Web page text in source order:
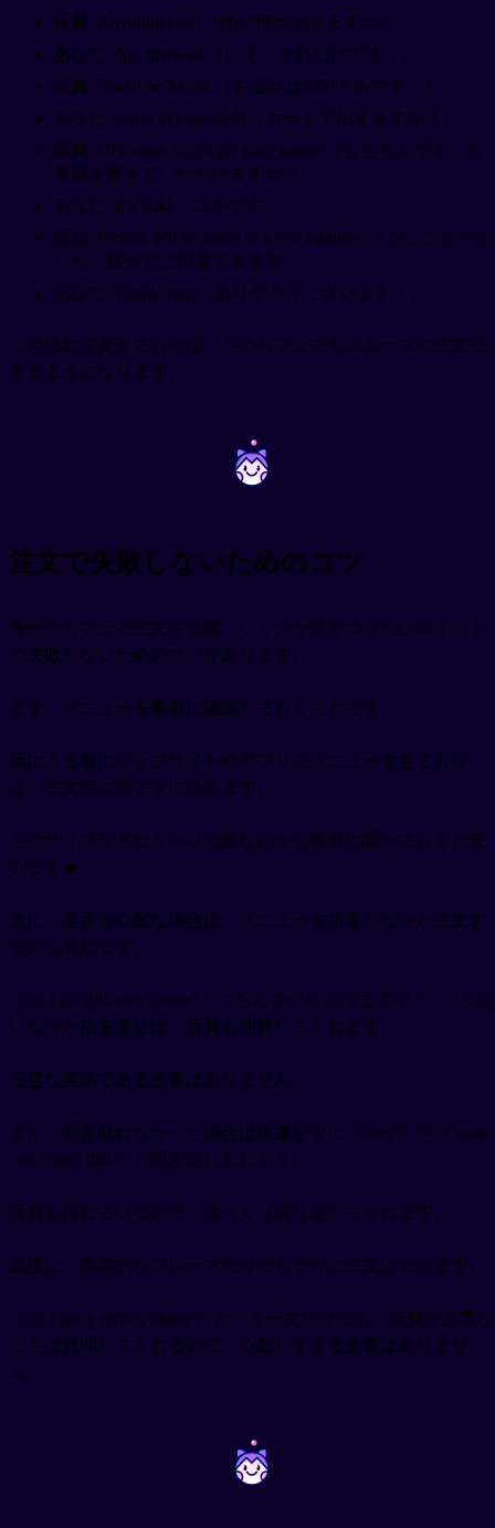
店員: Anything else?（他に何かありますか？）
あなた: No, that's all.（いえ、それだけです。）
店員: That'll be $4.50. （お会計は4.50ドルです。）
あなた: Can I pay by card?（カードで払えますか？）
店員: Of course. Can I get your name?（もちろんです。お
名前を教えていただけますか？）
あなた: It's Yuki.（ユキです。）
店員: Perfect. It'll be ready in a few minutes. （かしこまりま
した。数分でご用意できます。）
あなた: Thank you!（ありがとうございます！）
この流れを覚えておけば、どのカフェでもスムーズに注文で
きるようになります。
~ ~
注文で失敗しないためのコツ
海外のカフェで注文する際、いくつか気をつけたいポイント
や失敗しないためのコツがあります。
まず、メニューを事前に確認しておくことです。
店に入る前にウェブサイトやアプリでメニューを見ておけ
ば、注文時に慌てずに済みます。
どのサイズがどれくらいの量なのかも事前に調べておくと安
心です🔥
次に、発音が心配な場合は、メニューを指差しながら注文す
るのも有効です。
"Can I get this one, please?（こちらをいただけますか？）" と言
いながら指を差せば、店員も理解してくれます。
完璧な英語である必要はありません。
また、聞き取れなかった場合は遠慮せずに "Sorry?" や "Could
you repeat that?" と聞き返しましょう。
店員も慣れているので、ゆっくり繰り返してくれます。
最後に、基本的なフレーズだけでも十分に注文はできます。
"Can I get a coffee, please?" という一文だけでも、店員が必要な
ことは質問してくれるので、心配しすぎる必要はありませ
ん。
~ ~